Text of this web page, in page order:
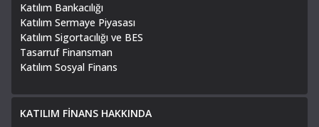
Katılım Bankacılığı
Katılım Sermaye Piyasası
Katılım Sigortacılığı ve BES
Tasarruf Finansman
Katılım Sosyal Finans
KATILIM FİNANS HAKKINDA